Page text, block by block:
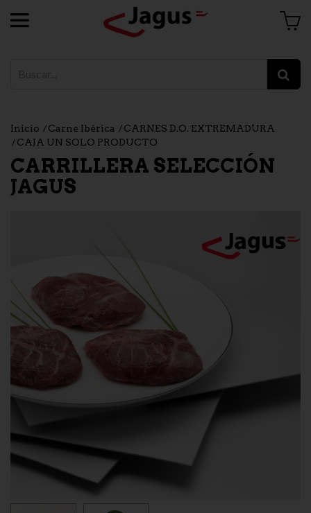
Inicio Carne Ibérica
CARNES D.O. EXTREMADURA
CAJA UN SOLO PRODUCTO
CARRILLERA SELECCIÓN
JAGUS